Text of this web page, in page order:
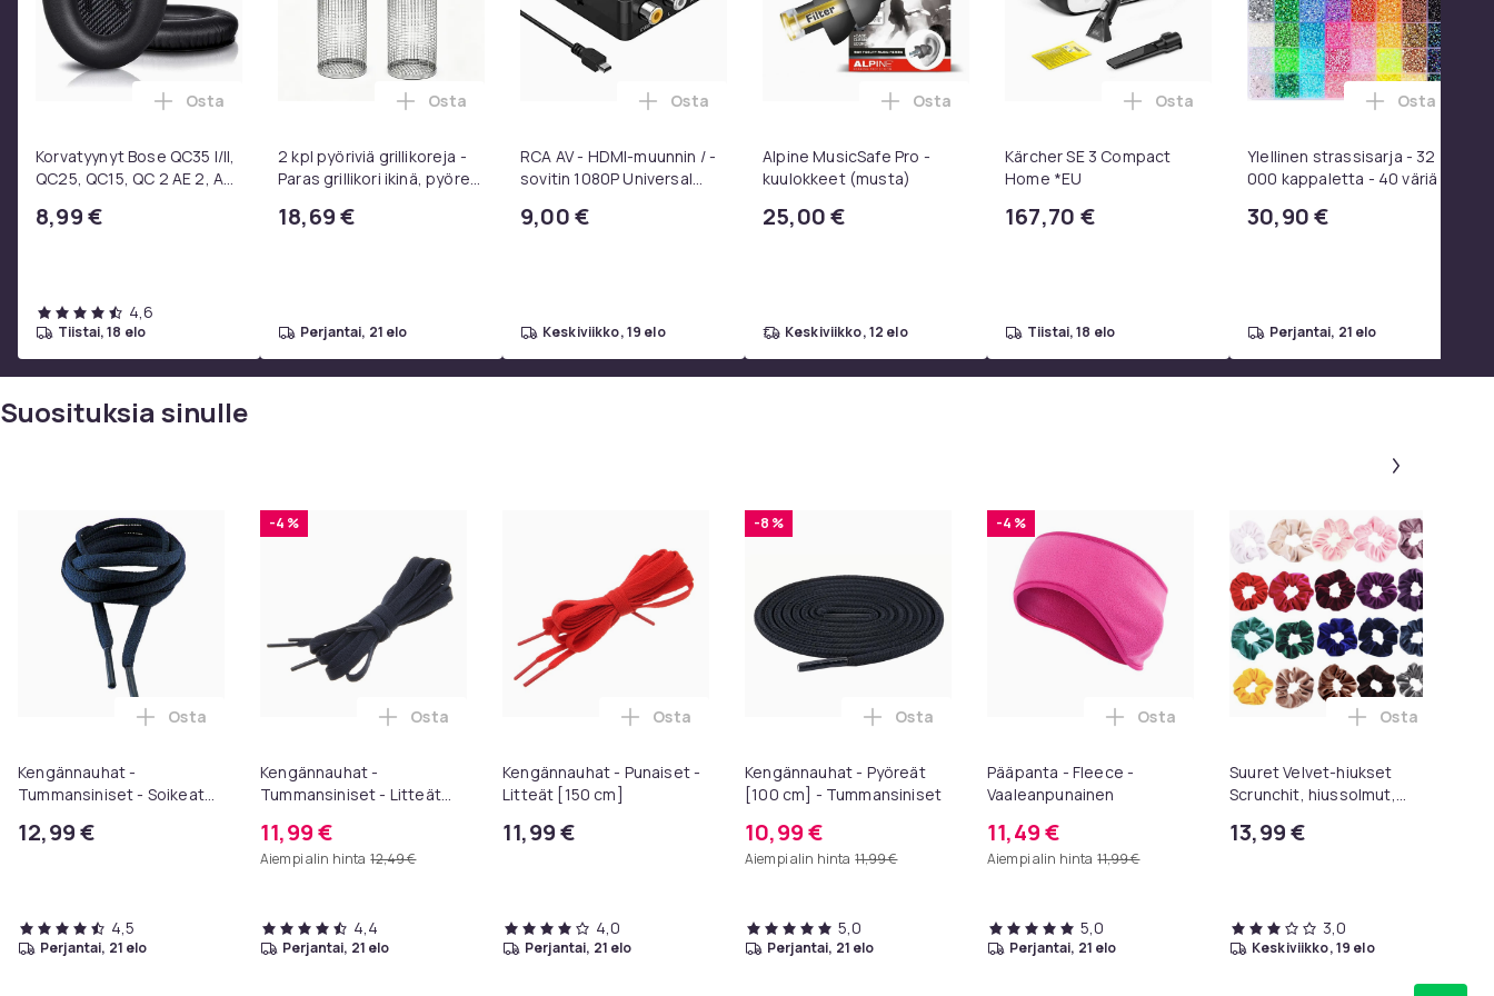
Korvatyynyt Bose QC35 I/II,
QC25, QC15, QC 2 AE 2, AE
SoundLink Black
8,99 €
Lisää Korvatyynyt Bose QC35 I/II, QC25, QC15, QC 2 AE 2, AE 2i, AE 2w, SoundTrue, SoundLink Black ostoskoriin
Osta
4,6
tiistai, 18 elo
2 kpl pyöriviä grillikoreja -
Paras grillikori ikinä, pyöreä
teräksestä valmistettu
18,69 €
Lisää 2 kpl pyöriviä grillikoreja - Paras grillikori ikinä, pyöreä ruostumattomasta teräksestä valmistettu grilliverkko ostoskoriin
Osta
perjantai, 21 elo
RCA AV - HDMI-muunnin / -
sovitin 1080P Universal
9,00 €
Lisää RCA AV - HDMI-muunnin / -sovitin 1080P Universal Musta ostoskoriin
Osta
keskiviikko, 19 elo
Alpine MusicSafe Pro -
kuulokkeet (musta)
25,00 €
Lisää Alpine MusicSafe Pro -kuulokkeet (musta) ostoskoriin
Osta
keskiviikko, 12 elo
Kärcher SE 3 Compact
Home *EU
167,70 €
Lisää Kärcher SE 3 Compact Home *EU
Osta
tiistai, 18 elo
Ylellinen strassisarja - 32
000 kappaletta - 40 väriä -
strassit - koko 3mm - Liima
30,90 €
Lisää
Osta
perjantai, 21 elo
Suosituksia sinulle
Kengännauhat -
Tummansiniset - Soikeat
12,99 €
Lisää Kengännauhat - Tummansiniset - Soikeat [130 cm] ostoskoriin
Osta
4,5
perjantai, 21 elo
-4 %
Kengännauhat -
Tummansiniset - Litteät
11,99 €
Aiempi alin hinta 12,49 €
Lisää Kengännauhat - Tummansiniset - Litteät [140 cm] ostoskoriin
Osta
4,4
perjantai, 21 elo
Kengännauhat - Punaiset -
Litteät [150 cm]
11,99 €
Lisää Kengännauhat - Punaiset - Litteät [150 cm] ostoskoriin
Osta
4,0
perjantai, 21 elo
-8 %
Kengännauhat - Pyöreät
[100 cm] - Tummansiniset
10,99 €
Aiempi alin hinta 11,99 €
Lisää Kengännauhat - Pyöreät [100 cm] - Tummansiniset ostoskoriin
Osta
5,0
perjantai, 21 elo
-4 %
Pääpanta - Fleece -
Vaaleanpunainen
11,49 €
Aiempi alin hinta 11,99 €
Lisää Pääpanta - Fleece -
Osta
5,0
perjantai, 21 elo
Suuret Velvet-hiukset
Scrunchit, hiussolmut,
13,99 €
Lisää Suuret
Osta
3,0
keskiviikko, 19 elo